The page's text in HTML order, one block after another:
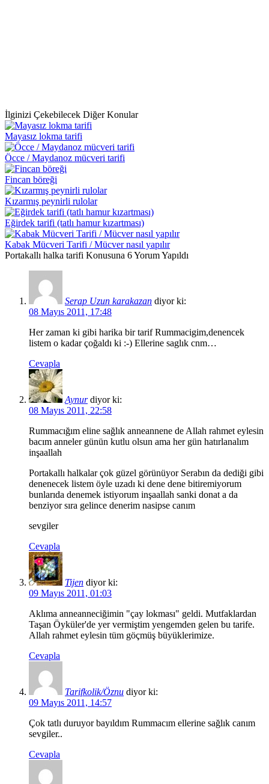
İlginizi Çekebilecek Diğer Konular
Mayasız lokma tarifi
Öcce / Maydanoz mücveri tarifi
Fincan böreği
Kızarmış peynirli rulolar
Eğirdek tarifi (tatlı hamur kızartması)
Kabak Mücveri Tarifi / Mücver nasıl yapılır
Portakallı halka tarifi Konusuna 6 Yorum Yapıldı
Serap Uzun karakazan diyor ki:
08 Mayıs 2011, 17:48
Her zaman ki gibi harika bir tarif Rummacigim,denencek
listem o kadar çoğaldı ki :-) Ellerine saglık cnm…
Cevapla
Aynur diyor ki:
08 Mayıs 2011, 22:58
Rummacığım eline sağlık anneannene de Allah rahmet eylesin
bacım anneler günün kutlu olsun ama her gün hatırlanalım
inşaallah
Portakallı halkalar çok güzel görünüyor Serabın da dediği gibi
denenecek listem öyle uzadı ki dene dene bitiremiyorum
bunlarıda denemek istiyorum inşaallah sanki donat a da
benziyor sıra gelince denerim nasipse canım
sevgiler
Cevapla
Tijen diyor ki:
09 Mayıs 2011, 01:03
Aklıma anneanneciğimin "çay lokması" geldi. Mutfaklardan
Taşan Öyküler'de yer vermiştim yengemden gelen bu tarife.
Allah rahmet eylesin tüm göçmüş büyüklerimize.
Cevapla
Tarifkolik/Öznu diyor ki:
09 Mayıs 2011, 14:57
Çok tatlı duruyor bayıldım Rummacım ellerine sağlık canım
sevgiler..
Cevapla